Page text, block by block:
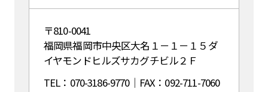
〒810-0041
福岡県福岡市中央区大名１－１－１５ダ
イヤモンドヒルズサカグチビル２Ｆ
TEL：070-3186-9770｜FAX：092-711-7060